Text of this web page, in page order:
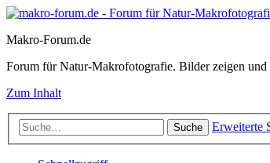
Makro-Forum.de
Forum für Natur-Makrofotografie. Bilder zeigen
Zum Inhalt
Suche Erweiterte